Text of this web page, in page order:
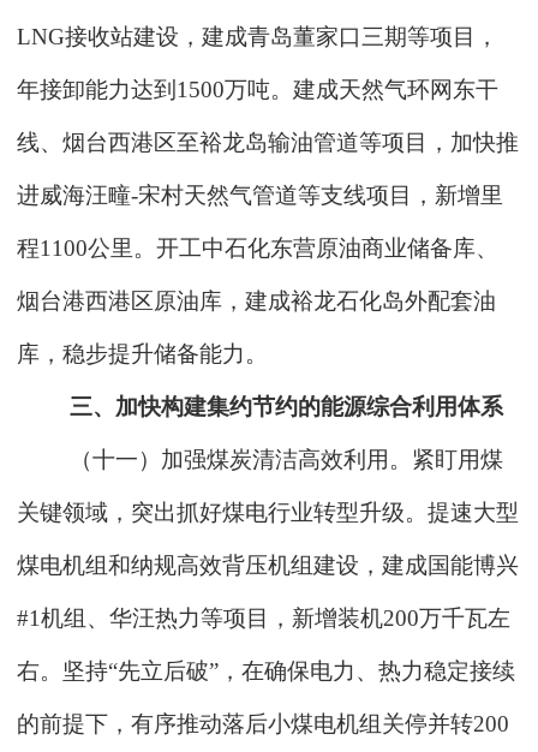
LNG接收站建设，建成青岛董家口三期等项目，
年接卸能力达到1500万吨。建成天然气环网东干
线、烟台西港区至裕龙岛输油管道等项目，加快推
进威海汪疃-宋村天然气管道等支线项目，新增里
程1100公里。开工中石化东营原油商业储备库、
烟台港西港区原油库，建成裕龙石化岛外配套油
库，稳步提升储备能力。
三、加快构建集约节约的能源综合利用体系
（十一）加强煤炭清洁高效利用。紧盯用煤
关键领域，突出抓好煤电行业转型升级。提速大型
煤电机组和纳规高效背压机组建设，建成国能博兴
#1机组、华汪热力等项目，新增装机200万千瓦左
右。坚持“先立后破”，在确保电力、热力稳定接续
的前提下，有序推动落后小煤电机组关停并转200